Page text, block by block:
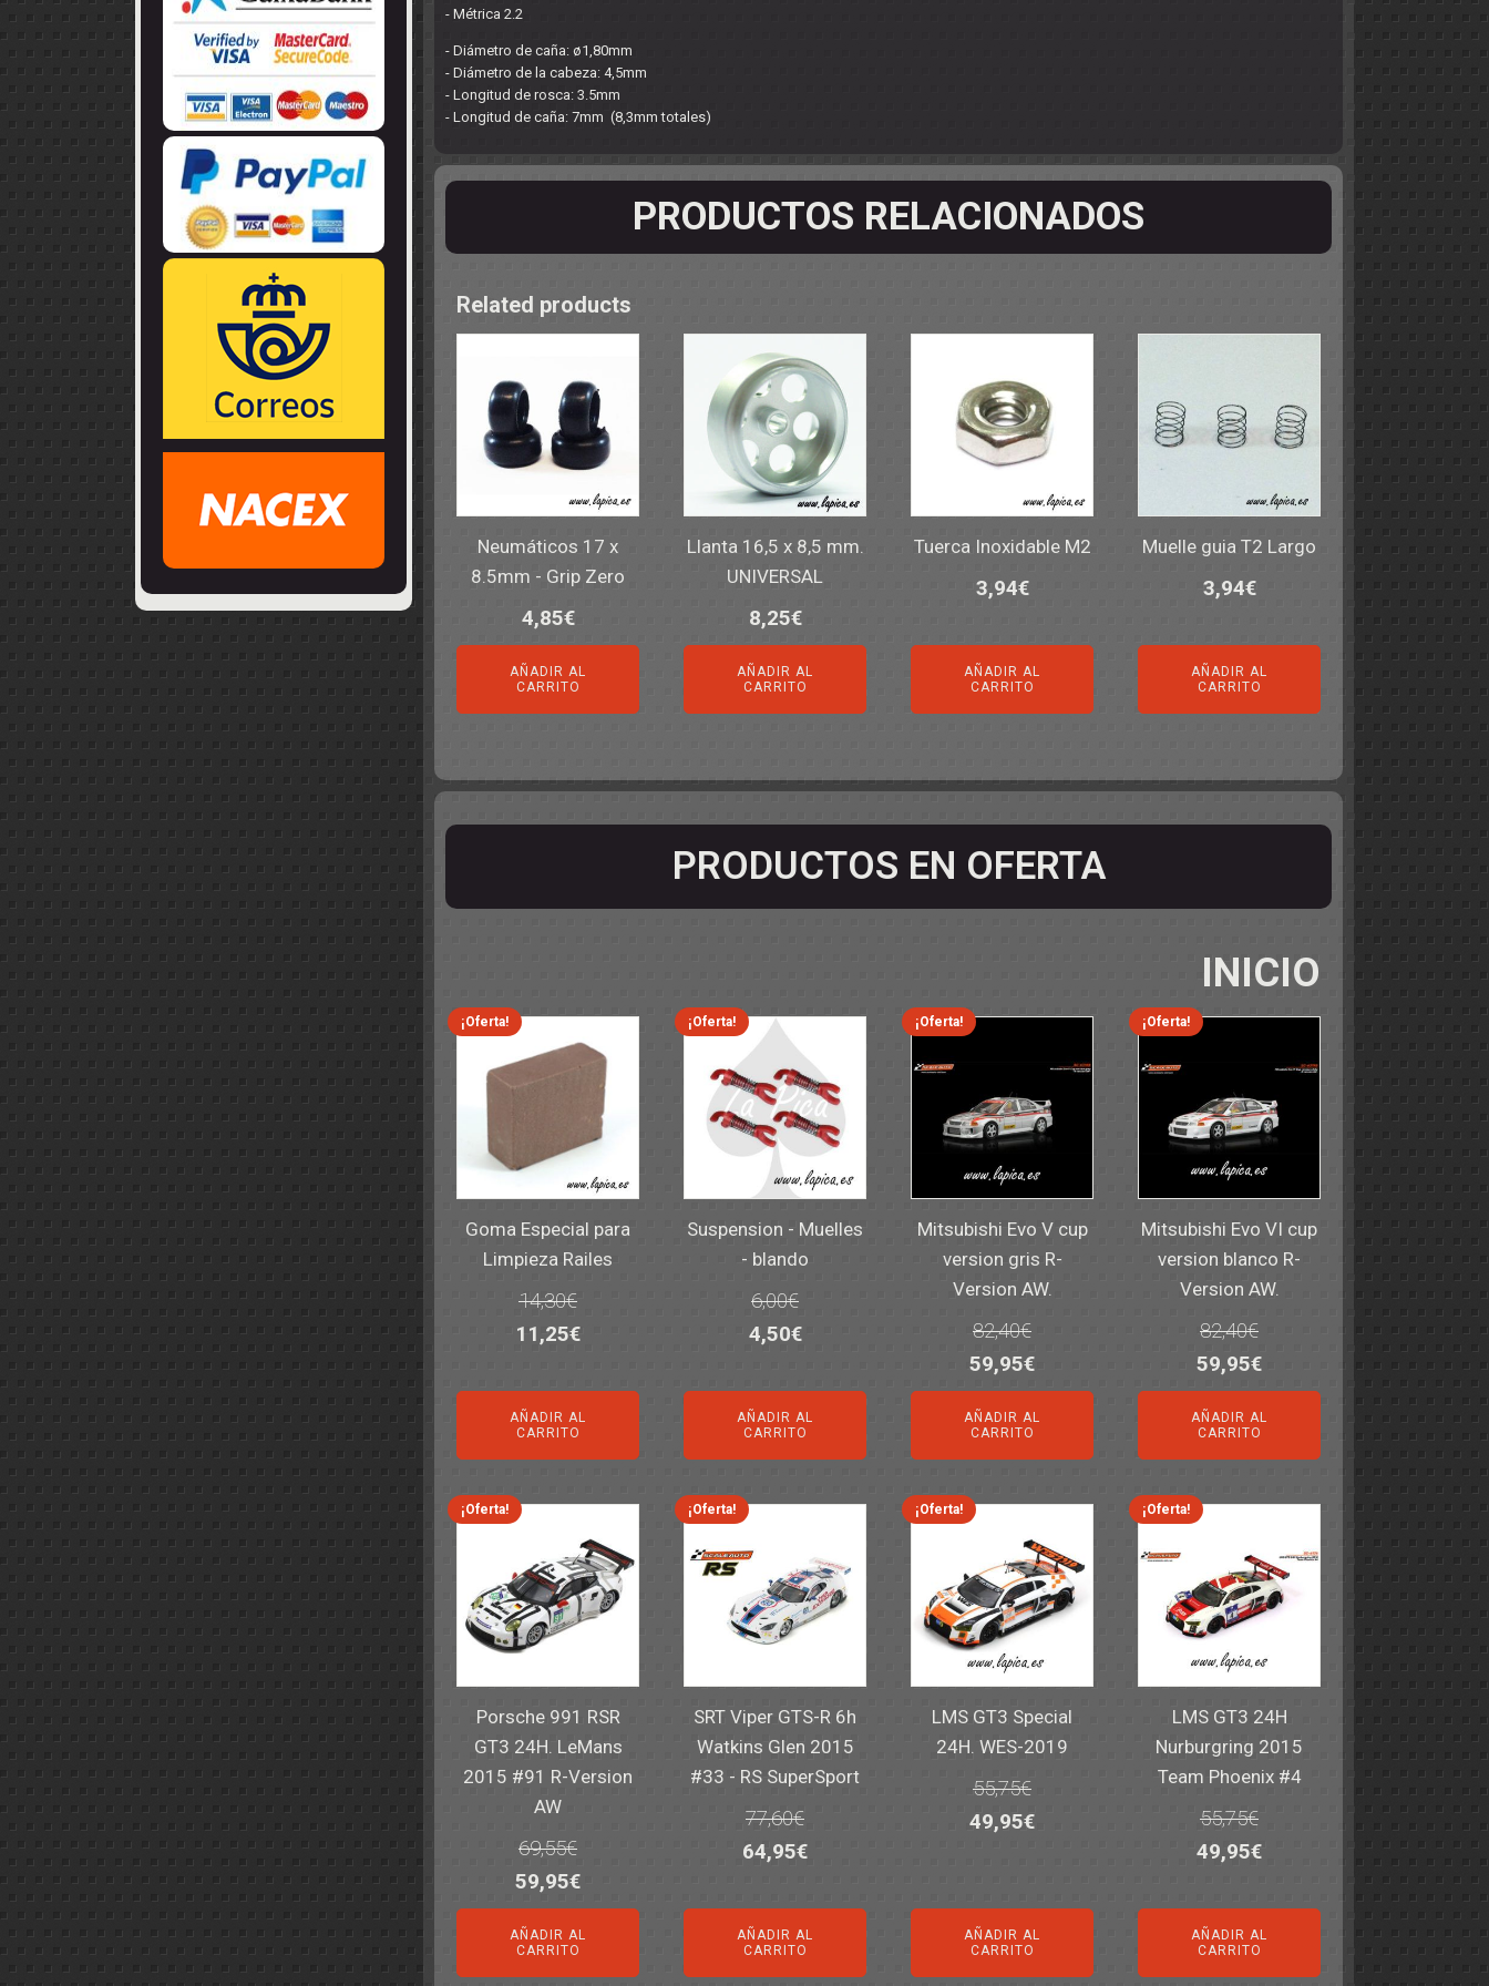
GUIA - BRAZOS - SOPORTES
- Métrica 2.2
- Diámetro de caña: ø1,80mm
- Diámetro de la cabeza: 4,5mm
- Longitud de rosca: 3.5mm
- Longitud de caña: 7mm (8,3mm totales)
PRODUCTOS RELACIONADOS
Related products
Neumáticos 17 x
8.5mm - Grip Zero
4,85€
AÑADIR AL
CARRITO
Llanta 16,5 x 8,5 mm.
UNIVERSAL
8,25€
AÑADIR AL
CARRITO
Tuerca Inoxidable M2
3,94€
AÑADIR AL
CARRITO
Muelle guia T2 Largo
3,94€
AÑADIR AL
CARRITO
PRODUCTOS EN OFERTA
INICIO
¡Oferta!
Goma Especial para
Limpieza Railes
14,30€
El
original
era:
14,30€.
11,25€El
actual
11,25€.
AÑADIR AL
CARRITO
¡Oferta!
Suspension - Muelles
- blando
6,00€
El
original
era:
6,00€.
4,50€El
actual
es:
4,50€.
AÑADIR AL
CARRITO
¡Oferta!
Mitsubishi Evo V cup
version gris R-
Version AW.
82,40€
El
precio
original
era:
82,40€.
59,95€El
precio
actual
es:
AÑADIR AL
CARRITO
¡Oferta!
Mitsubishi Evo VI cup
version blanco R-
Version AW.
82,40€
El
precio
original
era:
82,40€.
59,95€El
precio
actual
es:
AÑADIR AL
CARRITO
¡Oferta!
Porsche 991 RSR
GT3 24H. LeMans
2015 #91 R-Version
AW
69,55€
El
precio
original
era:
59,95€El
precio
actual
es:
AÑADIR AL
CARRITO
¡Oferta!
SRT Viper GTS-R 6h
Watkins Glen 2015
#33 - RS SuperSport
77,60€
El
original
era:
64,95€El
actual
AÑADIR AL
CARRITO
¡Oferta!
LMS GT3 Special
24H. WES-2019
55,75€
El
55,75€.
49,95€El
AÑADIR AL
CARRITO
¡Oferta!
LMS GT3 24H
Nurburgring 2015
Team Phoenix #4
55,75€
El
original
era:
49,95€El
actual
AÑADIR AL
CARRITO